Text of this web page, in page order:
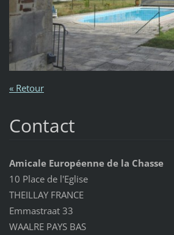
« Retour
Contact
Amicale Européenne de la Chasse
10 Place de l'Eglise
THEILLAY FRANCE
Emmastraat 33
WAALRE PAYS BAS